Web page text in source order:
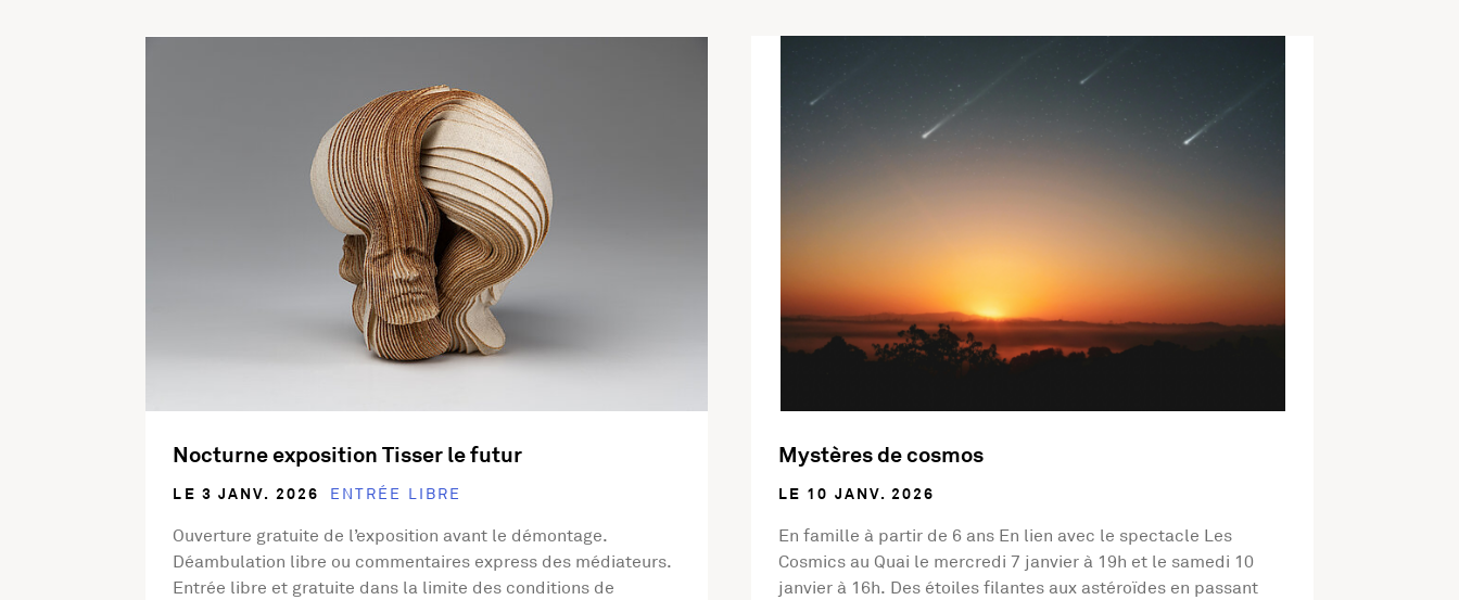
Nocturne exposition Tisser le futur
LE 3 JANV. 2026 ENTRÉE LIBRE
Ouverture gratuite de l’exposition avant le démontage.
Déambulation libre ou commentaires express des médiateurs.
Entrée libre et gratuite dans la limite des conditions de
Mystères de cosmos
LE 10 JANV. 2026
En famille à partir de 6 ans En lien avec le spectacle Les
Cosmics au Quai le mercredi 7 janvier à 19h et le samedi 10
janvier à 16h. Des étoiles filantes aux astéroïdes en passant